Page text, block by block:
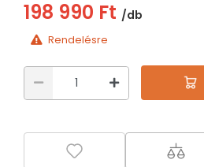
198 990 Ft /db
Rendelésre